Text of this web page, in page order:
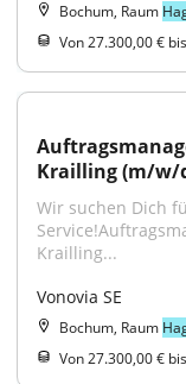
Bochum, Raum
Von 27.300,00 €
Krailling (m/w/
Wir suchen Dich
Krailling...
Vonovia SE
Bochum, Raum
Von 27.300,00 €